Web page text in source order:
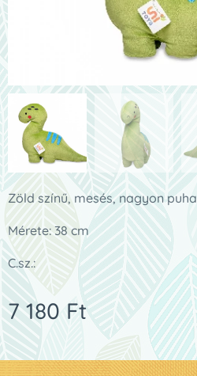
Zöld színű, mesés, nagyon
Mérete: 38 cm
C.sz.:
7 180 Ft